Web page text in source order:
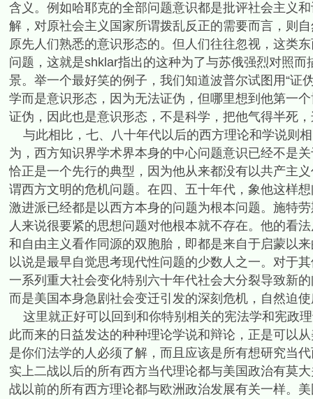
含义。例如哈耶克的全部问题意识都是批评社会主义
解，对原社会主义国家所谓拨乱反正的需要而言，则
原先人们熟悉的意识形态的。但人们往往忽视，这类
问题，这就是shklar指出的这种为了与苏俄强烈对照
景。举一个最好笑的例子，我们知道波普尔试图用“证
学而是意识形态，因为无法证伪，但哪里想到他第一
证伪，因此也是意识形态，不是科学，把他气得半死
与此相比，七、八十年代以后的西方理论和学说则
为，西方知识界学术界本身的中心问题意识已经不是
恰正是一个先行的典型，因为他从来都没有以共产主
谓西方文明的危机问题。在四、五十年代，象他这样
激进派已经都是以西方本身的问题为根本问题。施特
人来说很要紧的思想问题对他根本就不存在。他的看
和自由主义看作同源的双胞胎，即都是来自于启蒙以
以说是最早自觉思考现代性问题的少数人之一。对于
一系列重大社会变化特别六十年代社会大分裂导致新
而是美国本身急剧社会变迁引发的深刻危机，自然迫
这里就正好可以回到和你特别相关的宪法学和宪政
此而来的日益发达的种种理论学说和辩论，正是可以
是你们法学的人必须了解，而且应该是所有想研究当
实上二战以后的所有西方当代理论都与美国政治有莫
战以前的所有西方理论都与欧洲政治发展有关一样。